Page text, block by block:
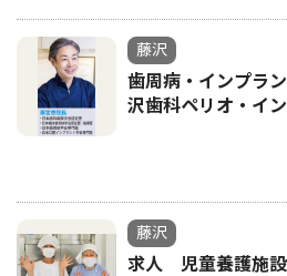
藤沢
歯周病・インプラ
沢歯科ペリオ・イ
藤沢
求人 児童養護施設